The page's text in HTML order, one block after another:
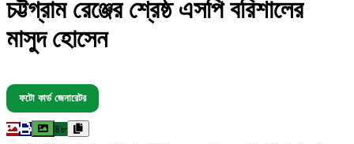
চট্টগ্রাম রেঞ্জের শ্রেষ্ঠ এসপি বরিশালের
মাসুদ হোসেন
ফটো কার্ড জেনারেটর
৪৮